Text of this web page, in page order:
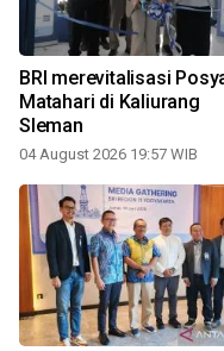
BRI merevitalisasi
Matahari di Kaliurang
Sleman
04 August 2026 19:57 WIB